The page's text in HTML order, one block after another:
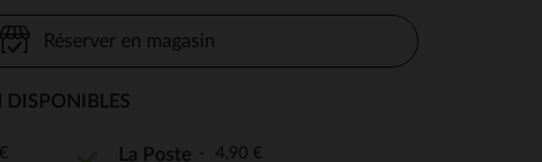
Réserver en magasin
DISPONIBLES
La Poste 4,90 €